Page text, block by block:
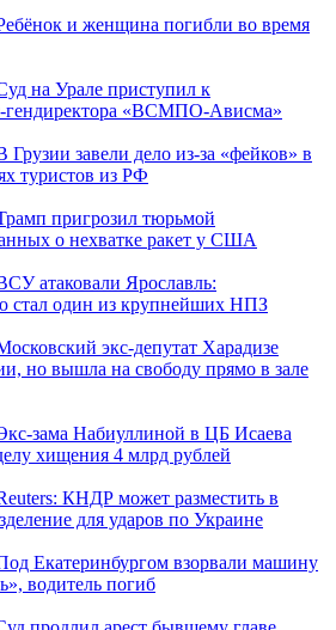
и женщина погибли во время
на Урале приступил к
гендиректора «ВСМПО-Ависма»
Грузии завели дело из-за «фейков» в
туристов из РФ
пригрозил тюрьмой
о нехватке ракет у США
атаковали Ярославль:
стал один из крупнейших НПЗ
экс-депутат Харадизе
но вышла на свободу прямо в зале
зама Набиуллиной в ЦБ Исаева
хищения 4 млрд рублей
КНДР может разместить в
для ударов по Украине
Екатеринбургом взорвали машину
водитель погиб